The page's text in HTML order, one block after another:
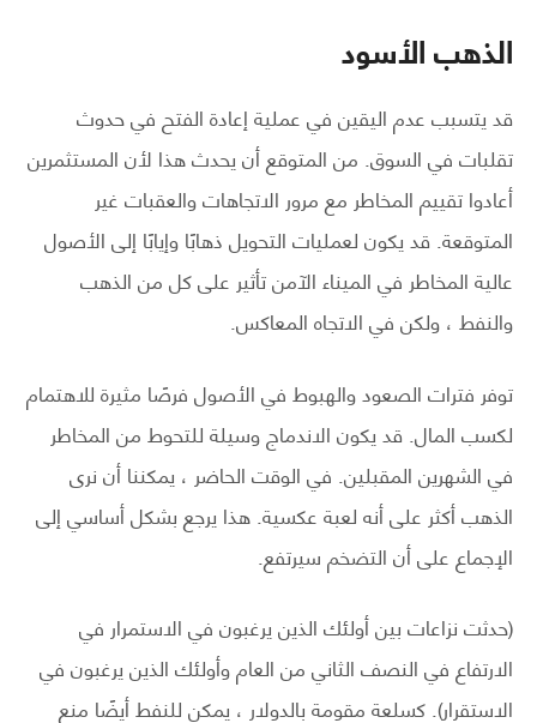
الذهب الأسود
قد يتسبب عدم اليقين في عملية إعادة الفتح في حدوث
تقلبات في السوق. من المتوقع أن يحدث هذا لأن المستثمرين
أعادوا تقييم المخاطر مع مرور الاتجاهات والعقبات غير
المتوقعة. قد يكون لعمليات التحويل ذهابًا وإيابًا إلى الأصول
عالية المخاطر في الميناء الآمن تأثير على كل من الذهب
والنفط ، ولكن في الاتجاه المعاكس.
توفر فترات الصعود والهبوط في الأصول فرصًا مثيرة للاهتمام
لكسب المال. قد يكون الاندماج وسيلة للتحوط من المخاطر
في الشهرين المقبلين. في الوقت الحاضر ، يمكننا أن نرى
الذهب أكثر على أنه لعبة عكسية. هذا يرجع بشكل أساسي إلى
الإجماع على أن التضخم سيرتفع.
(حدثت نزاعات بين أولئك الذين يرغبون في الاستمرار في
الارتفاع في النصف الثاني من العام وأولئك الذين يرغبون في
الاستقرار). كسلعة مقومة بالدولار ، يمكن للنفط أيضًا منع